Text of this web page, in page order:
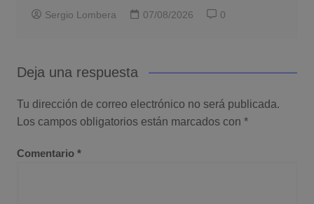
Sergio Lombera 07/08/2026 0
Deja una respuesta
Tu dirección de correo electrónico no será publicada.
Los campos obligatorios están marcados con *
Comentario *